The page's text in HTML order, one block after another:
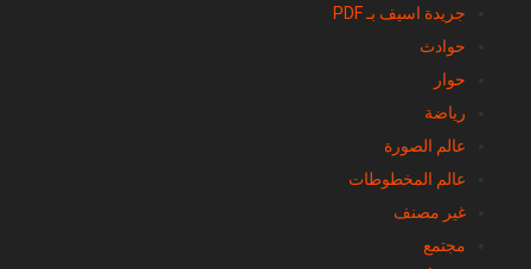
جريدة اسيف بـ PDF
حوادث
حوار
رياضة
عالم الصورة
عالم المخطوطات
غير مصنف
مجتمع